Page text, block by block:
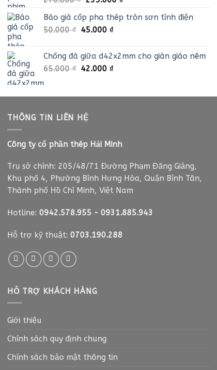
là:
270.000 ₫.
tại
Báo giá cốp pha thép tròn sơn tĩnh điện
50.000₫ Giá
50.000 ₫.
45.000 ₫Giá
là:
45.000 ₫.
Chống đà giữa d42x2mm cho giàn giáo nêm
65.000₫ Giá
65.000 ₫.
42.000 ₫Giá
là:
THÔNG TIN LIÊN HỆ
Công ty cổ phần thép Hải Minh
Trụ sở chính: 205/48/71 Đường Phạm Đăng Giảng,
Khu phố 4, Phường Bình Hưng Hòa, Quận Bình Tân,
Thành phố Hồ Chí Minh, Việt Nam
Hotline: 0942.578.955 - 0931.885.943
Hỗ trợ kỹ thuật: 0703.190.288
HỖ TRỢ KHÁCH HÀNG
Giới thiệu
Chính sách quy định chung
Chính sách bảo mật thông tin